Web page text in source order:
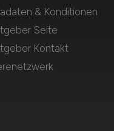
& Konditionen
Seite
Kontakt